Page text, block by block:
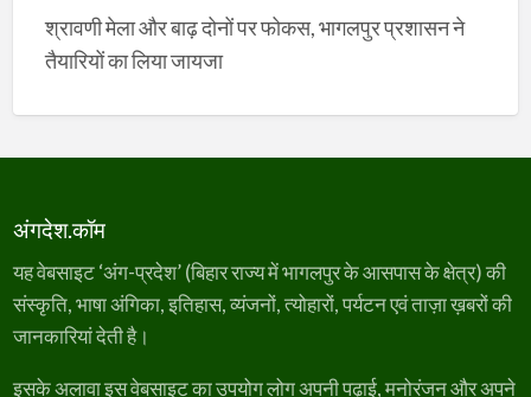
श्रावणी मेला और बाढ़ दोनों पर फोकस, भागलपुर प्रशासन ने
तैयारियों का लिया जायजा
अंगदेश.कॉम
यह वेबसाइट ‘अंग-प्रदेश’ (बिहार राज्य में भागलपुर के आसपास के क्षेत्र) की
संस्कृति, भाषा अंगिका, इतिहास, व्यंजनों, त्योहारों, पर्यटन एवं ताज़ा ख़बरों की
जानकारियां देती है।
इसके अलावा इस वेबसाइट का उपयोग लोग अपनी पढ़ाई, मनोरंजन और अपने